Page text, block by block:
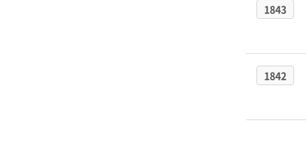
1843
1842